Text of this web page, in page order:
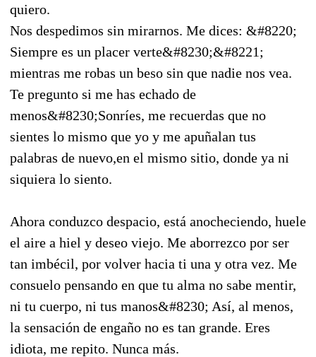
quiero.
Nos despedimos sin mirarnos. Me dices: &#8220;
Siempre es un placer verte&#8230;&#8221;
mientras me robas un beso sin que nadie nos vea.
Te pregunto si me has echado de
menos&#8230;Sonríes, me recuerdas que no
sientes lo mismo que yo y me apuñalan tus
palabras de nuevo,en el mismo sitio, donde ya ni
siquiera lo siento.
Ahora conduzco despacio, está anocheciendo, huele
el aire a hiel y deseo viejo. Me aborrezco por ser
tan imbécil, por volver hacia ti una y otra vez. Me
consuelo pensando en que tu alma no sabe mentir,
ni tu cuerpo, ni tus manos&#8230; Así, al menos,
la sensación de engaño no es tan grande. Eres
idiota, me repito. Nunca más.